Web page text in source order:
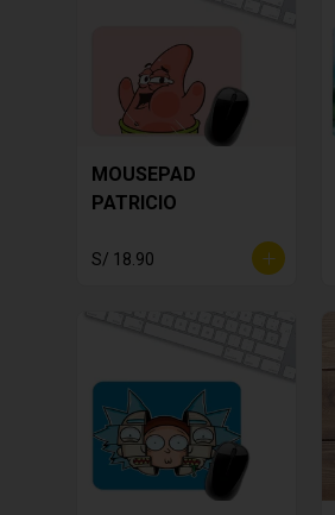
MOUSEPAD
PATRICIO
S/ 18.90